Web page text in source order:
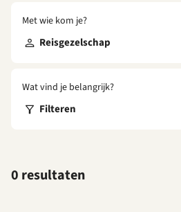
Met wie kom je?
Reisgezelschap
Wat vind je belangrijk?
Filteren
0 resultaten